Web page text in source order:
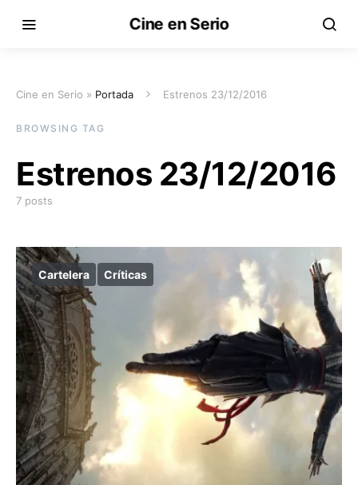
Cine en Serio
Cine en Serio » Portada Estrenos 23/12/2016
BROWSING TAG
Estrenos 23/12/2016
7 posts
Cartelera Críticas